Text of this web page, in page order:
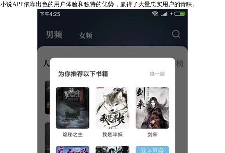
小说APP依靠出色的用户体验和独特的优势，赢得了大量忠实用户的青睐。